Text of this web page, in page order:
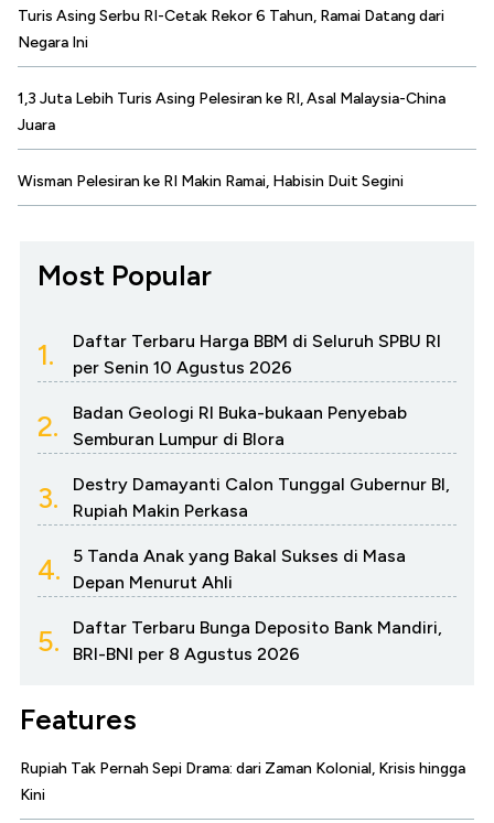
Turis Asing Serbu RI-Cetak Rekor 6 Tahun, Ramai Datang dari
Negara Ini
1,3 Juta Lebih Turis Asing Pelesiran ke RI, Asal Malaysia-China
Juara
Wisman Pelesiran ke RI Makin Ramai, Habisin Duit Segini
Most Popular
1.
Daftar Terbaru Harga BBM di Seluruh SPBU RI
per Senin 10 Agustus 2026
2.
Badan Geologi RI Buka-bukaan Penyebab
Semburan Lumpur di Blora
3.
Destry Damayanti Calon Tunggal Gubernur BI,
Rupiah Makin Perkasa
4.
5 Tanda Anak yang Bakal Sukses di Masa
Depan Menurut Ahli
5.
Daftar Terbaru Bunga Deposito Bank Mandiri,
BRI-BNI per 8 Agustus 2026
Features
Rupiah Tak Pernah Sepi Drama: dari Zaman Kolonial, Krisis hingga
Kini